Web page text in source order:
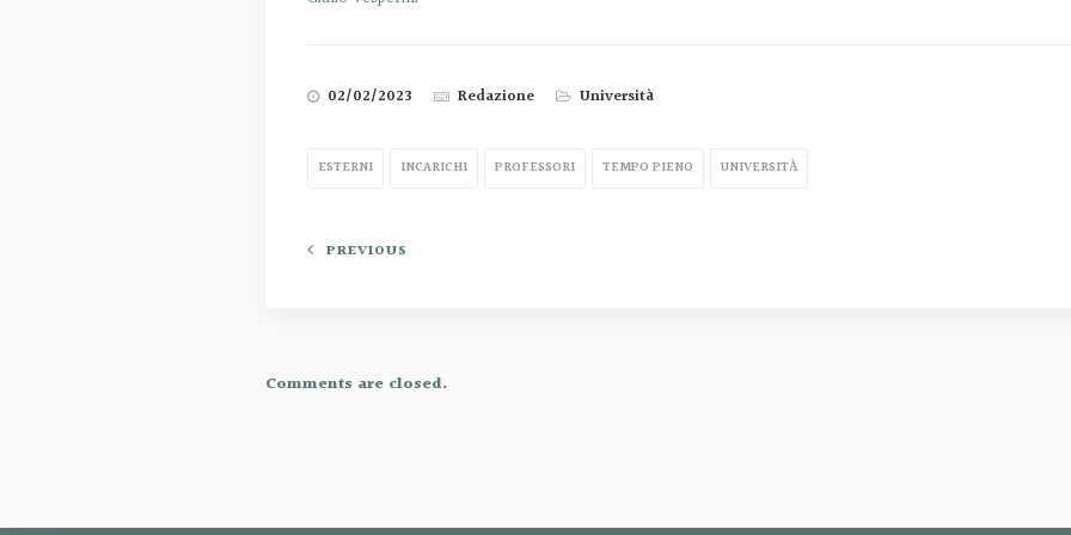
02/02/2023 Redazione Università
ESTERNI INCARICHI PROFESSORI TEMPO PIENO UNIVERSITÀ
PREVIOUS
Comments are closed.